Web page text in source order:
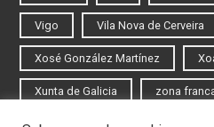
Vigo Vila Nova de Cerveira
Xosé González Martínez
Xunta de Galicia zona